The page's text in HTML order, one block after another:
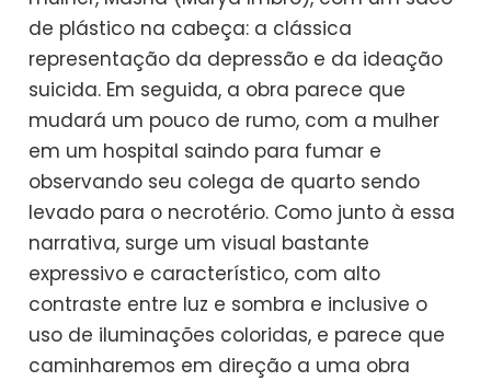
de plástico na cabeça: a clássica
representação da depressão e da ideação
suicida. Em seguida, a obra parece que
mudará um pouco de rumo, com a mulher
em um hospital saindo para fumar e
observando seu colega de quarto sendo
levado para o necrotério. Como junto à essa
narrativa, surge um visual bastante
expressivo e característico, com alto
contraste entre luz e sombra e inclusive o
uso de iluminações coloridas, e parece que
caminharemos em direção a uma obra